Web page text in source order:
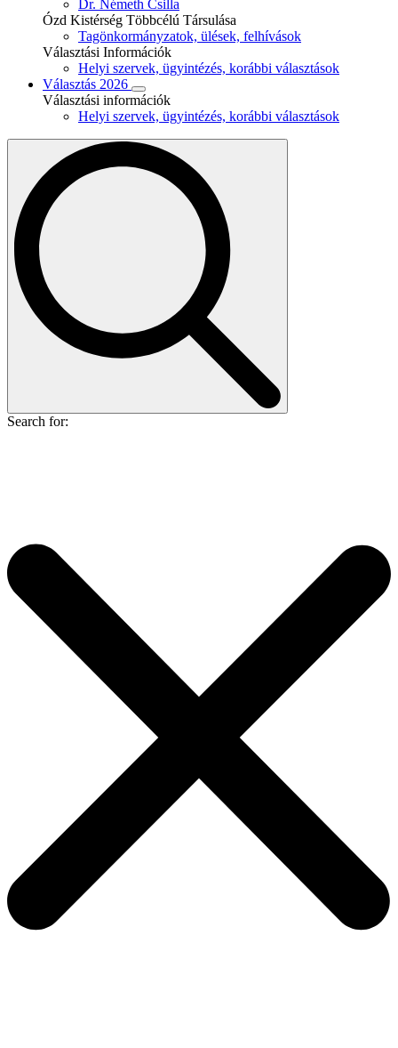
Dr. Németh Csilla
Ózd Kistérség Többcélú Társulása
Tagönkormányzatok, ülések, felhívások
Választási Információk
Helyi szervek, ügyintézés, korábbi választások
Választás 2026
Választási információk
Helyi szervek, ügyintézés, korábbi választások
Search for: